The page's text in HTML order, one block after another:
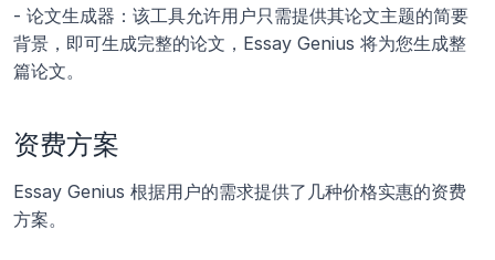
- 论文生成器：该工具允许用户只需提供其论文主题的简要
背景，即可生成完整的论文，Essay Genius 将为您生成整
篇论文。
资费方案
Essay Genius 根据用户的需求提供了几种价格实惠的资费
方案。